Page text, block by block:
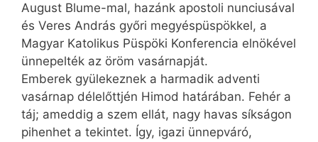
August Blume-mal, hazánk apos­­toli nunciusával
és Veres András győri megyéspüspökkel, a
Magyar Katolikus Püspöki Konferencia elnökével
ünnepelték az öröm vasárnapját.
Emberek gyülekeznek a harmadik adventi
vasárnap délelőttjén Himod határában. Fehér a
táj; ameddig a szem ellát, nagy havas síkságon
pihenhet a tekintet. Így, igazi ünnepváró,